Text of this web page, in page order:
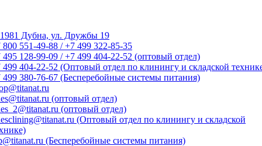
Дубна, ул. Дружбы 19
800 551-49-88 / +7 499 322-85-35
495 128-99-09 / +7 499 404-22-52 (оптовый отдел)
499 404-22-52 (Оптовый отдел по клинингу и складской
499 380-76-67 (Бесперебойные системы питания)
(оптовый отдел)
(оптовый отдел)
(Оптовый отдел по клинингу и складской
(Бесперебойные системы питания)